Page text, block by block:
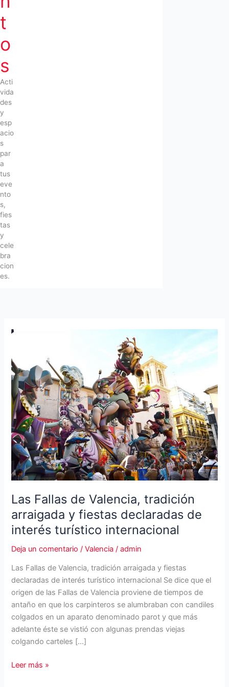
t
o
s
Acti
vida
des
y
esp
acio
s
par
a
tus
eve
nto
s,
fies
tas
y
cele
bra
cion
es.
Las Fallas de Valencia, tradición
arraigada y fiestas declaradas de
interés turístico internacional
Deja un comentario /Valencia /admin
Las Fallas de Valencia, tradición arraigada y fiestas
declaradas de interés turístico internacional Se dice que el
origen de las Fallas de Valencia proviene de tiempos de
antaño en que los carpinteros se alumbraban con candiles
colgados en un aparato denominado parot y que más
adelante éste se vistió con algunas prendas viejas
colgando carteles […]
Las
Leer más »